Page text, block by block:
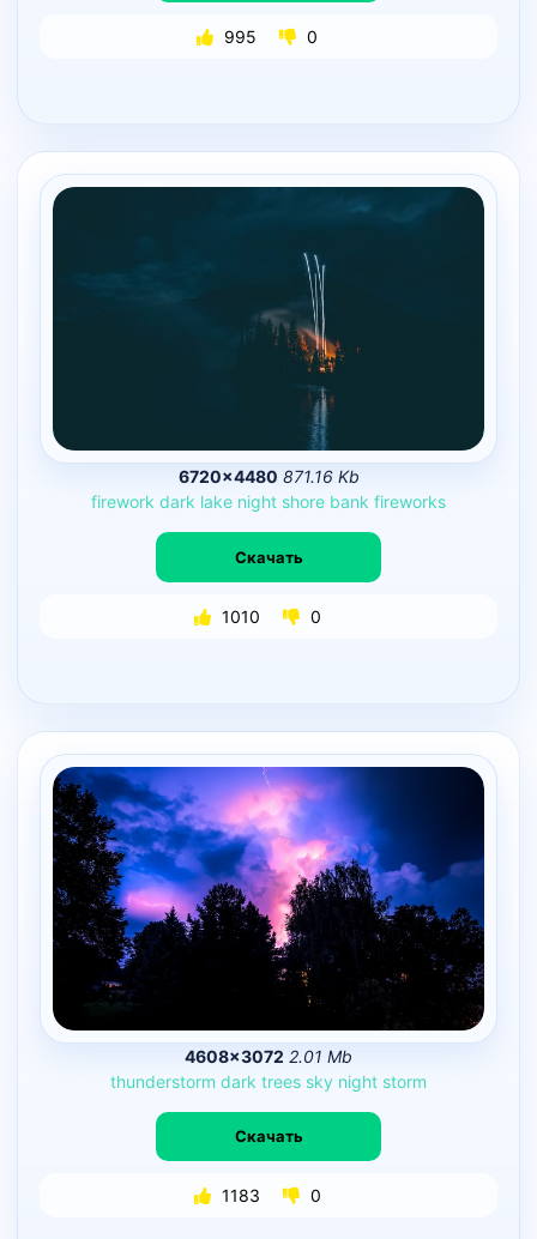
995 0
6720×4480 871.16 Kb
firework dark lake night shore bank fireworks
Скачать
1010 0
4608×3072 2.01 Mb
thunderstorm dark trees sky night storm
Скачать
1183 0